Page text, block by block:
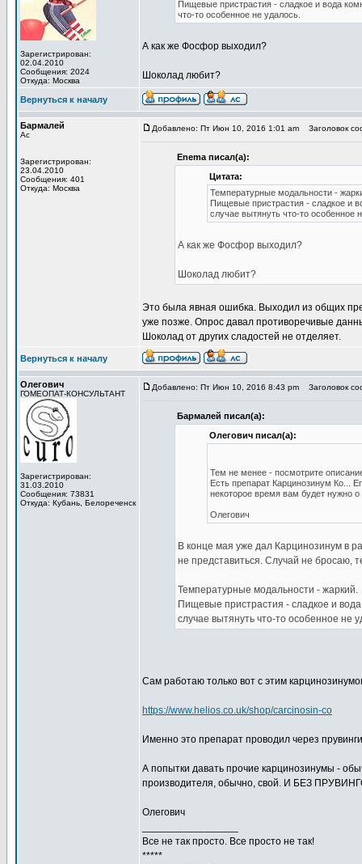
Зарегистрирован:
02.04.2010
Сообщения: 2024
Откуда: Москва
Пищевые пристрастия - сладкое и вода
что-то особенное не удалось.
А как же Фосфор выходил?
Шоколад любит?
Вернуться к началу
Бармалей
Ас
Зарегистрирован:
23.04.2010
Сообщения: 401
Откуда: Москва
Добавлено: Пт Июн 10, 2016 1:01 am Заголовок
Enema писал(а):
Цитата:
Температурные модальности -
Пищевые пристрастия - сладкое и
случае вытянуть что-то особенное
А как же Фосфор выходил?
Шоколад любит?
Это была явная ошибка. Выходил из общих
уже позже. Опрос давал противоречивые
Шоколад от других сладостей не отделяет.
Вернуться к началу
Олегович
ГОМЕОПАТ-КОНСУЛЬТАНТ
Зарегистрирован:
31.03.2010
Сообщения: 73831
Откуда: Кубань, Белореченск
Добавлено: Пт Июн 10, 2016 8:43 pm Заголовок
Бармалей писал(а):
Олегович писал(а):
Тем не менее - посмотрите
Есть препарат Карцинозинум Ко...
некоторое время вам будет нужно
Олегович
В конце мая уже дал Карцинозинум в
не представиться. Случай не бросаю,
Температурные модальности - жаркий.
Пищевые пристрастия - сладкое и
случае вытянуть что-то особенное не
Сам работаю только вот с этим
https://www.helios.co.uk/shop/carcinosin-co
Именно это препарат проводил через
А попытки давать прочие карцинозинумы -
производителя, обычно, свой. И БЕЗ
Олегович
Все не так просто. Все просто не так!
*****